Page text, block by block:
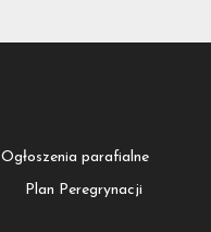
Ogłoszenia parafialne
Plan Peregrynacji